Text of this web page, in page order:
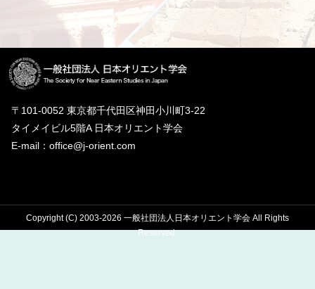
〒101-0052 東京都千代田区神田小川町3-22
タイメイビル5階A 日本オリエント学会
E-mail：office@j-orient.com
Copyright (C) 2003-2026 一般社団法人日本オリエント学会 All Rights
Reserved.